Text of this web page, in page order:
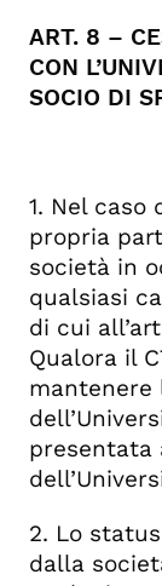
ART. 8 –
CON
SOCIO DI
1. Nel caso
propria
società in
qualsiasi
di cui
Qualora il
mantenere
presentata
2. Lo
dalla